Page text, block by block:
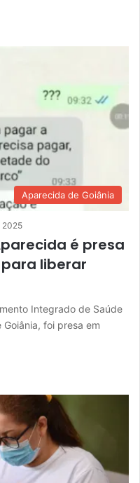
Aparecida de Goiânia
2025
é presa
liberar
Integrado de Saúde
foi presa em